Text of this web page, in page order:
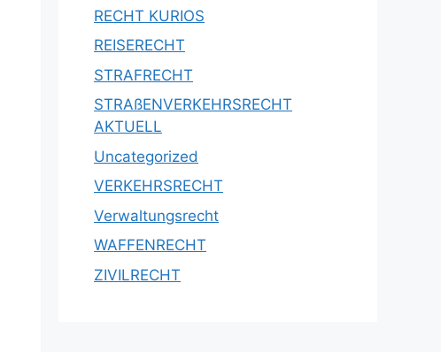
RECHT KURIOS
REISERECHT
STRAFRECHT
STRAßENVERKEHRSRECHT
AKTUELL
Uncategorized
VERKEHRSRECHT
Verwaltungsrecht
WAFFENRECHT
ZIVILRECHT